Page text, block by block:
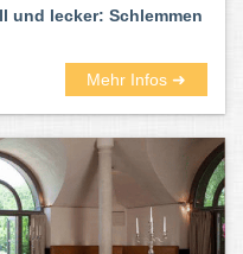
ausgefallene, vegane und
exotische und gemütliche.
Erfahrungsberichten.
und Gaststätten in
und lecker: Schlemmen
Mehr Infos ➜